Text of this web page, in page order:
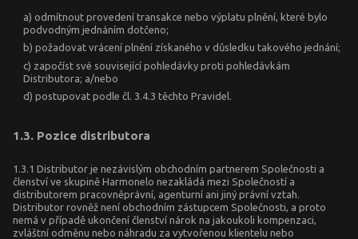
a) odmítnout provedení transakce nebo výplatu plnění, které bylo
podvodným jednáním dotčeno;
b) požadovat vrácení plnění získaného v důsledku takového jednání;
c) započíst své související pohledávky proti pohledávkám
Distributora; a/nebo
d) postupovat podle čl. 3.4.3 těchto Pravidel.
1.3. Pozice distributora
1.3.1 Distributor je nezávislým obchodním partnerem Společnosti a
členství ve skupině Harmonelo nezakládá mezi Společností a
distributorem pracovněprávní, agenturní ani jiný právní vztah.
Distributor rovněž není obchodním zástupcem Společnosti, a proto
nemá v případě ukončení členství nárok na jakoukoli kompenzaci,
zvláštní odměnu nebo náhradu za vytvořenou klientelu nebo